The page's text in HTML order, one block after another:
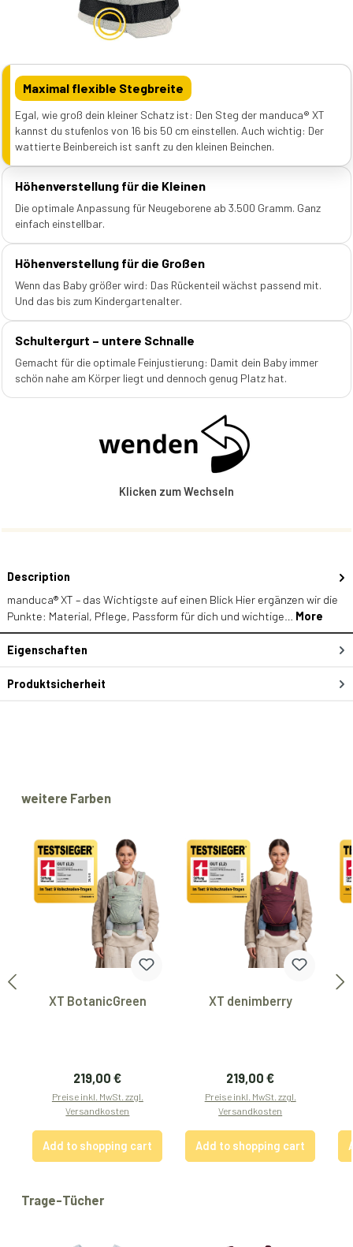
Maximal flexible Stegbreite
Egal, wie groß dein kleiner Schatz ist: Den Steg der manduca® XT
kannst du stufenlos von 16 bis 50 cm einstellen. Auch wichtig: Der
wattierte Beinbereich ist sanft zu den kleinen Beinchen.
Höhenverstellung für die Kleinen
Die optimale Anpassung für Neugeborene ab 3.500 Gramm. Ganz
einfach einstellbar.
Höhenverstellung für die Großen
Wenn das Baby größer wird: Das Rückenteil wächst passend mit.
Und das bis zum Kindergartenalter.
Schultergurt – untere Schnalle
Gemacht für die optimale Feinjustierung: Damit dein Baby immer
schön nahe am Körper liegt und dennoch genug Platz hat.
Klicken zum Wechseln
Description
manduca® XT – das Wichtigste auf einen Blick Hier ergänzen wir die
Punkte: Material, Pflege, Passform für dich und wichtige… More
Eigenschaften
Produktsicherheit
Skip product gallery
weitere Farben
XT BotanicGreen
Regular price:
219,00 €
Preise inkl. MwSt. zzgl.
Versandkosten
Add to shopping cart
XT denimberry
Regular price:
219,00 €
Preise inkl. MwSt. zzgl.
Versandkosten
Add to shopping cart
Skip product gallery
Trage-Tücher